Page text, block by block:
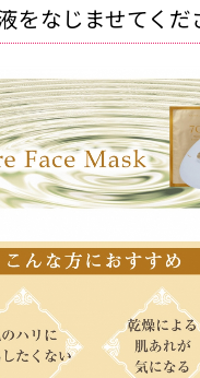
をなじませてくだ